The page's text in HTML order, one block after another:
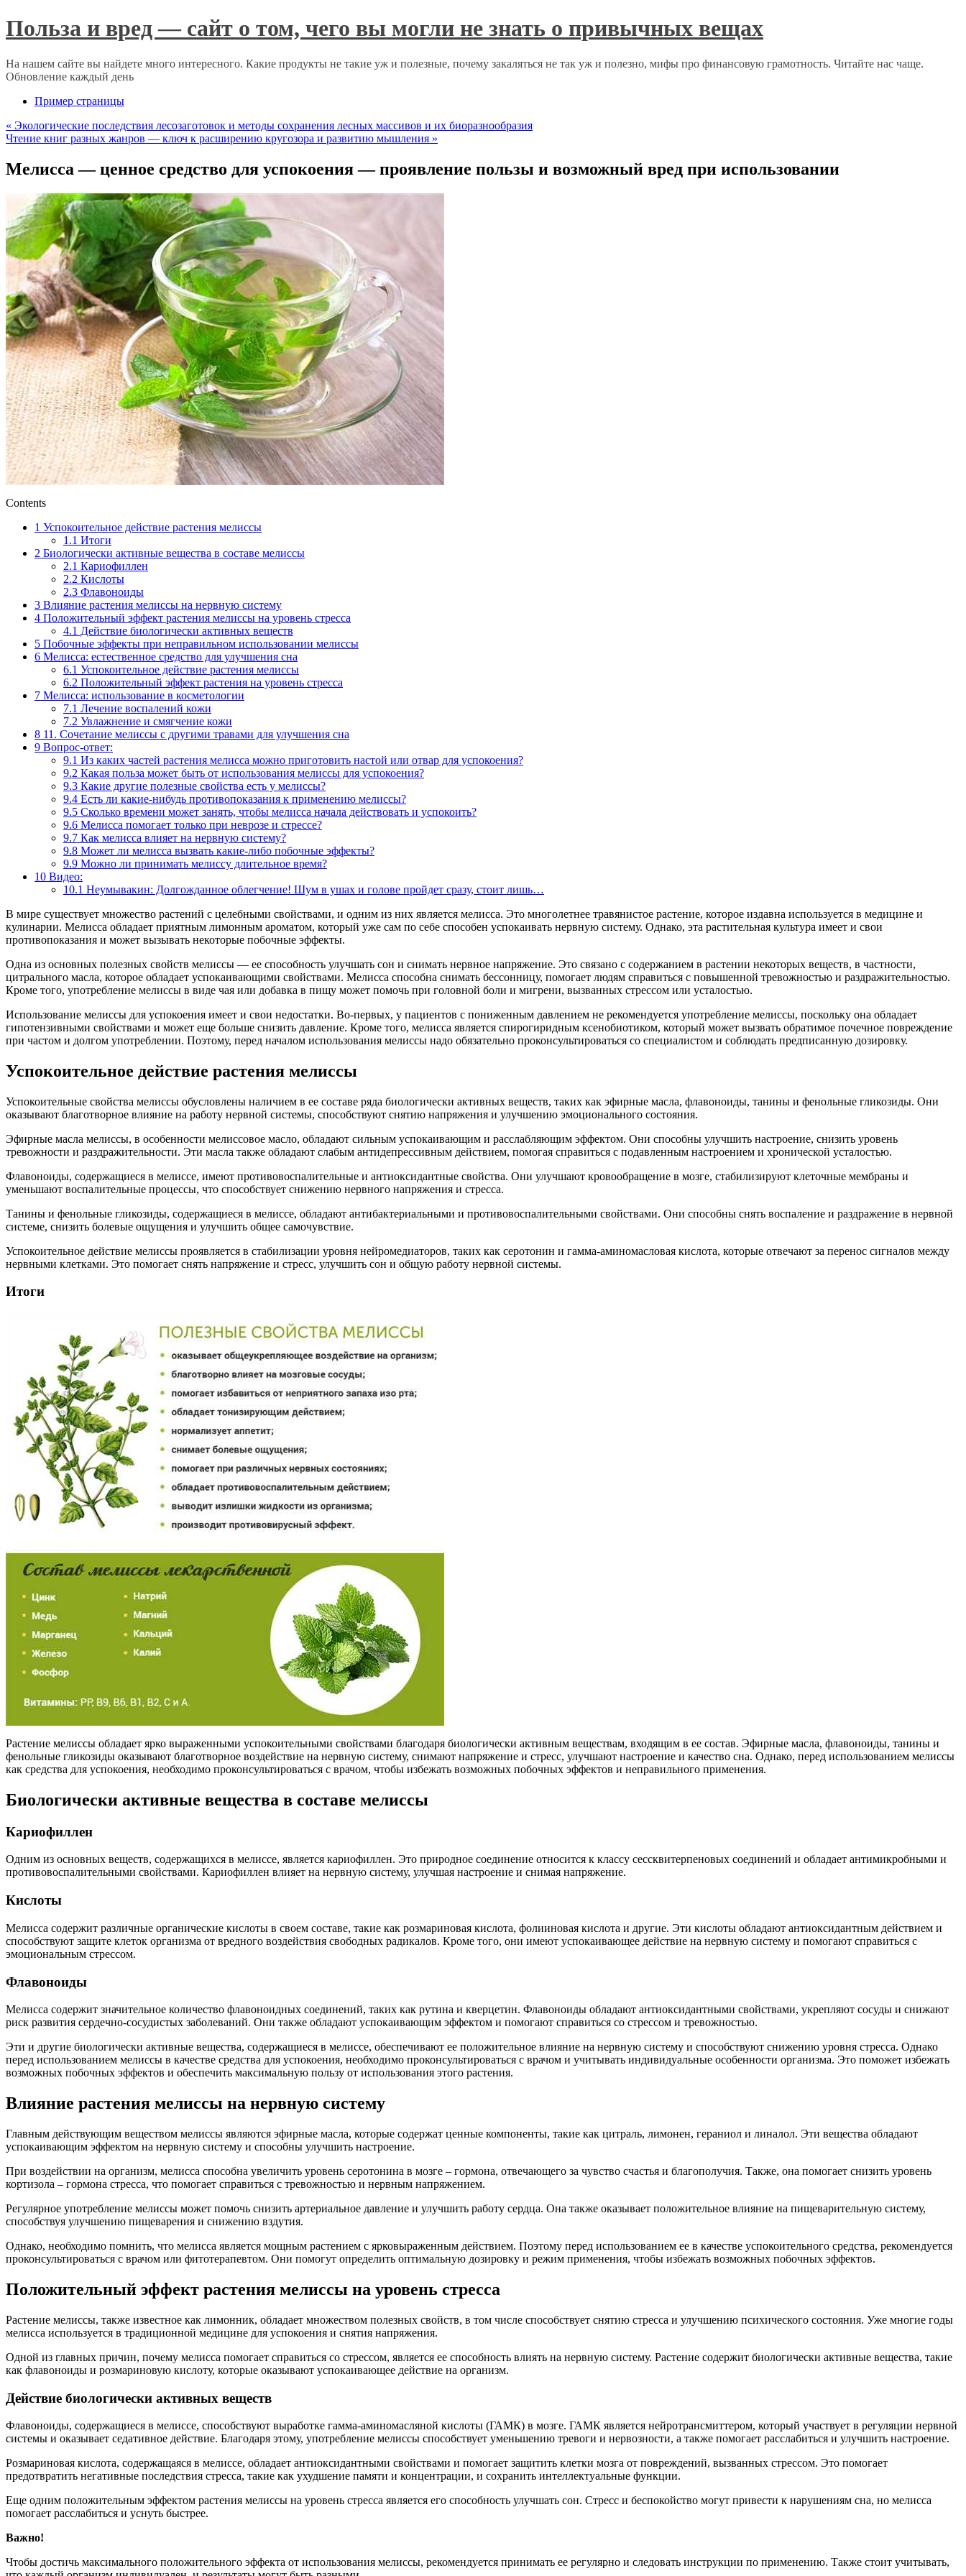
Польза и вред — сайт о том, чего вы могли не знать о привычных вещах
На нашем сайте вы найдете много интересного. Какие продукты не такие уж и полезные, почему закаляться не так уж и полезно, мифы про финансовую грамотность. Читайте нас чаще.
Обновление каждый день
Пример страницы
« Экологические последствия лесозаготовок и методы сохранения лесных массивов и их биоразнообразия
Чтение книг разных жанров — ключ к расширению кругозора и развитию мышления »
Мелисса — ценное средство для успокоения — проявление пользы и возможный вред при использовании
Contents
1 Успокоительное действие растения мелиссы
1.1 Итоги
2 Биологически активные вещества в составе мелиссы
2.1 Кариофиллен
2.2 Кислоты
2.3 Флавоноиды
3 Влияние растения мелиссы на нервную систему
4 Положительный эффект растения мелиссы на уровень стресса
4.1 Действие биологически активных веществ
5 Побочные эффекты при неправильном использовании мелиссы
6 Мелисса: естественное средство для улучшения сна
6.1 Успокоительное действие растения мелиссы
6.2 Положительный эффект растения на уровень стресса
7 Мелисса: использование в косметологии
7.1 Лечение воспалений кожи
7.2 Увлажнение и смягчение кожи
8 11. Сочетание мелиссы с другими травами для улучшения сна
9 Вопрос-ответ:
9.1 Из каких частей растения мелисса можно приготовить настой или отвар для успокоения?
9.2 Какая польза может быть от использования мелиссы для успокоения?
9.3 Какие другие полезные свойства есть у мелиссы?
9.4 Есть ли какие-нибудь противопоказания к применению мелиссы?
9.5 Сколько времени может занять, чтобы мелисса начала действовать и успокоить?
9.6 Мелисса помогает только при неврозе и стрессе?
9.7 Как мелисса влияет на нервную систему?
9.8 Может ли мелисса вызвать какие-либо побочные эффекты?
9.9 Можно ли принимать мелиссу длительное время?
10 Видео:
10.1 Неумывакин: Долгожданное облегчение! Шум в ушах и голове пройдет сразу, стоит лишь…
В мире существует множество растений с целебными свойствами, и одним из них является мелисса. Это многолетнее травянистое растение, которое издавна используется в медицине и
кулинарии. Мелисса обладает приятным лимонным ароматом, который уже сам по себе способен успокаивать нервную систему. Однако, эта растительная культура имеет и свои
противопоказания и может вызывать некоторые побочные эффекты.
Одна из основных полезных свойств мелиссы — ее способность улучшать сон и снимать нервное напряжение. Это связано с содержанием в растении некоторых веществ, в частности,
цитрального масла, которое обладает успокаивающими свойствами. Мелисса способна снимать бессонницу, помогает людям справиться с повышенной тревожностью и раздражительностью.
Кроме того, употребление мелиссы в виде чая или добавка в пищу может помочь при головной боли и мигрени, вызванных стрессом или усталостью.
Использование мелиссы для успокоения имеет и свои недостатки. Во-первых, у пациентов с пониженным давлением не рекомендуется употребление мелиссы, поскольку она обладает
гипотензивными свойствами и может еще больше снизить давление. Кроме того, мелисса является спирогиридным ксенобиотиком, который может вызвать обратимое почечное повреждение
при частом и долгом употреблении. Поэтому, перед началом использования мелиссы надо обязательно проконсультироваться со специалистом и соблюдать предписанную дозировку.
Успокоительное действие растения мелиссы
Успокоительные свойства мелиссы обусловлены наличием в ее составе ряда биологически активных веществ, таких как эфирные масла, флавоноиды, танины и фенольные гликозиды. Они
оказывают благотворное влияние на работу нервной системы, способствуют снятию напряжения и улучшению эмоционального состояния.
Эфирные масла мелиссы, в особенности мелиссовое масло, обладают сильным успокаивающим и расслабляющим эффектом. Они способны улучшить настроение, снизить уровень
тревожности и раздражительности. Эти масла также обладают слабым антидепрессивным действием, помогая справиться с подавленным настроением и хронической усталостью.
Флавоноиды, содержащиеся в мелиссе, имеют противовоспалительные и антиоксидантные свойства. Они улучшают кровообращение в мозге, стабилизируют клеточные мембраны и
уменьшают воспалительные процессы, что способствует снижению нервного напряжения и стресса.
Танины и фенольные гликозиды, содержащиеся в мелиссе, обладают антибактериальными и противовоспалительными свойствами. Они способны снять воспаление и раздражение в нервной
системе, снизить болевые ощущения и улучшить общее самочувствие.
Успокоительное действие мелиссы проявляется в стабилизации уровня нейромедиаторов, таких как серотонин и гамма-аминомасловая кислота, которые отвечают за перенос сигналов между
нервными клетками. Это помогает снять напряжение и стресс, улучшить сон и общую работу нервной системы.
Итоги
Растение мелиссы обладает ярко выраженными успокоительными свойствами благодаря биологически активным веществам, входящим в ее состав. Эфирные масла, флавоноиды, танины и
фенольные гликозиды оказывают благотворное воздействие на нервную систему, снимают напряжение и стресс, улучшают настроение и качество сна. Однако, перед использованием мелиссы
как средства для успокоения, необходимо проконсультироваться с врачом, чтобы избежать возможных побочных эффектов и неправильного применения.
Биологически активные вещества в составе мелиссы
Кариофиллен
Одним из основных веществ, содержащихся в мелиссе, является кариофиллен. Это природное соединение относится к классу сессквитерпеновых соединений и обладает антимикробными и
противовоспалительными свойствами. Кариофиллен влияет на нервную систему, улучшая настроение и снимая напряжение.
Кислоты
Мелисса содержит различные органические кислоты в своем составе, такие как розмариновая кислота, фолииновая кислота и другие. Эти кислоты обладают антиоксидантным действием и
способствуют защите клеток организма от вредного воздействия свободных радикалов. Кроме того, они имеют успокаивающее действие на нервную систему и помогают справиться с
эмоциональным стрессом.
Флавоноиды
Мелисса содержит значительное количество флавоноидных соединений, таких как рутина и кверцетин. Флавоноиды обладают антиоксидантными свойствами, укрепляют сосуды и снижают
риск развития сердечно-сосудистых заболеваний. Они также обладают успокаивающим эффектом и помогают справиться со стрессом и тревожностью.
Эти и другие биологически активные вещества, содержащиеся в мелиссе, обеспечивают ее положительное влияние на нервную систему и способствуют снижению уровня стресса. Однако
перед использованием мелиссы в качестве средства для успокоения, необходимо проконсультироваться с врачом и учитывать индивидуальные особенности организма. Это поможет избежать
возможных побочных эффектов и обеспечить максимальную пользу от использования этого растения.
Влияние растения мелиссы на нервную систему
Главным действующим веществом мелиссы являются эфирные масла, которые содержат ценные компоненты, такие как цитраль, лимонен, гераниол и линалол. Эти вещества обладают
успокаивающим эффектом на нервную систему и способны улучшить настроение.
При воздействии на организм, мелисса способна увеличить уровень серотонина в мозге – гормона, отвечающего за чувство счастья и благополучия. Также, она помогает снизить уровень
кортизола – гормона стресса, что помогает справиться с тревожностью и нервным напряжением.
Регулярное употребление мелиссы может помочь снизить артериальное давление и улучшить работу сердца. Она также оказывает положительное влияние на пищеварительную систему,
способствуя улучшению пищеварения и снижению вздутия.
Однако, необходимо помнить, что мелисса является мощным растением с ярковыраженным действием. Поэтому перед использованием ее в качестве успокоительного средства, рекомендуется
проконсультироваться с врачом или фитотерапевтом. Они помогут определить оптимальную дозировку и режим применения, чтобы избежать возможных побочных эффектов.
Положительный эффект растения мелиссы на уровень стресса
Растение мелиссы, также известное как лимонник, обладает множеством полезных свойств, в том числе способствует снятию стресса и улучшению психического состояния. Уже многие годы
мелисса используется в традиционной медицине для успокоения и снятия напряжения.
Одной из главных причин, почему мелисса помогает справиться со стрессом, является ее способность влиять на нервную систему. Растение содержит биологически активные вещества, такие
как флавоноиды и розмариновую кислоту, которые оказывают успокаивающее действие на организм.
Действие биологически активных веществ
Флавоноиды, содержащиеся в мелиссе, способствуют выработке гамма-аминомасляной кислоты (ГАМК) в мозге. ГАМК является нейротрансмиттером, который участвует в регуляции нервной
системы и оказывает седативное действие. Благодаря этому, употребление мелиссы способствует уменьшению тревоги и нервозности, а также помогает расслабиться и улучшить настроение.
Розмариновая кислота, содержащаяся в мелиссе, обладает антиоксидантными свойствами и помогает защитить клетки мозга от повреждений, вызванных стрессом. Это помогает
предотвратить негативные последствия стресса, такие как ухудшение памяти и концентрации, и сохранить интеллектуальные функции.
Еще одним положительным эффектом растения мелиссы на уровень стресса является его способность улучшать сон. Стресс и беспокойство могут привести к нарушениям сна, но мелисса
помогает расслабиться и уснуть быстрее.
Важно!
Чтобы достичь максимального положительного эффекта от использования мелиссы, рекомендуется принимать ее регулярно и следовать инструкции по применению. Также стоит учитывать,